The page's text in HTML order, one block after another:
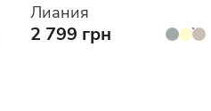
Лиания
2 799 грн